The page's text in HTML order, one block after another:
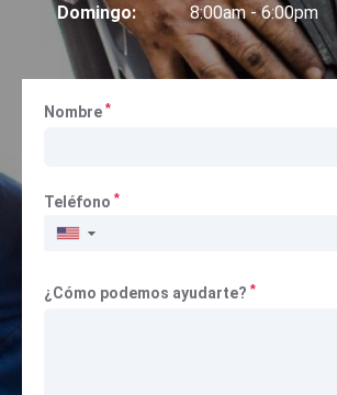
Domingo:
8:00am - 6:00pm
Nombre *
Teléfono *
▼
¿Cómo podemos ayudarte? *